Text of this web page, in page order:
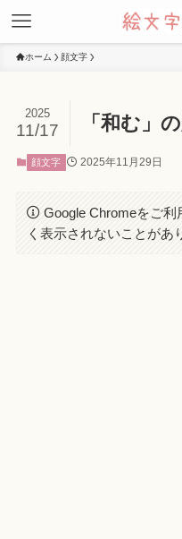
ホーム 顔文字
「和む」
2025
11/17
顔文字 2025年11月29日
Google Chromeをご
く表示されないことがあ